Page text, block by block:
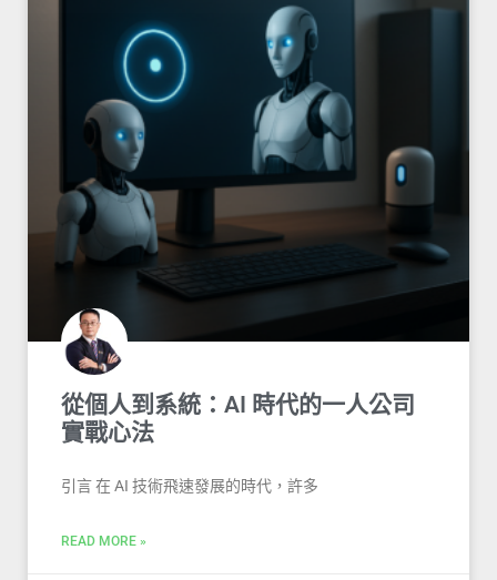
從個人到系統：AI 時代的一人公司
實戰心法
引言 在 AI 技術飛速發展的時代，許多
READ MORE »